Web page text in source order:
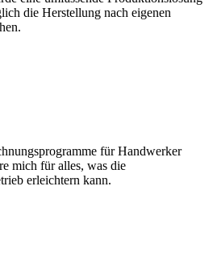
die Herstellung nach eigenen
für Handwerker
mich für alles, was die
erleichtern kann.